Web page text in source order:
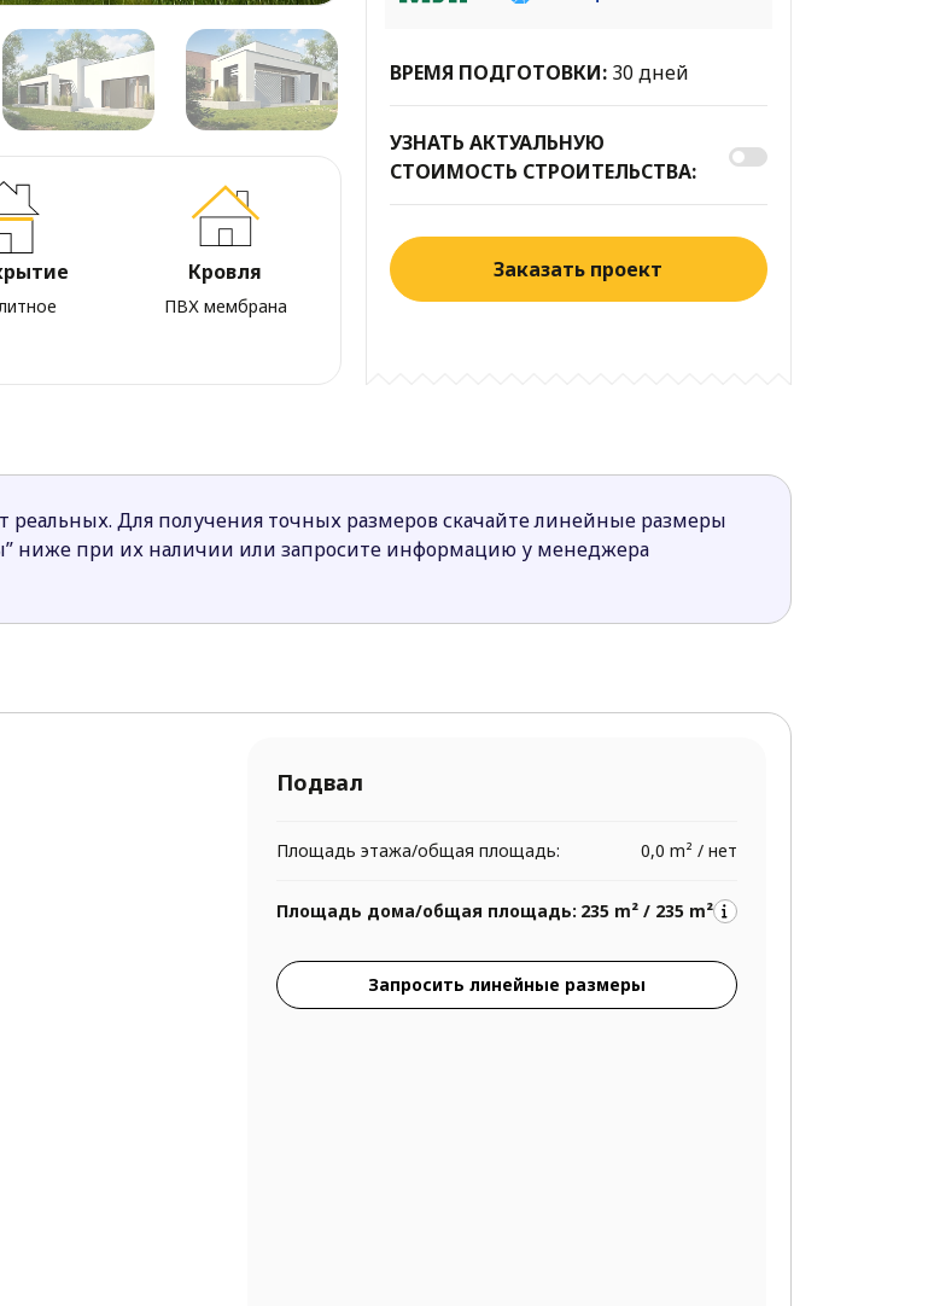
Кровля
ПВХ мембрана
ВРЕМЯ ПОДГОТОВКИ: 30 дней
УЗНАТЬ АКТУАЛЬНУЮ
СТОИМОСТЬ СТРОИТЕЛЬСТВА:
Заказать проект
Для получения точных размеров скачайте линейные размеры
ниже при их наличии или запросите информацию у менеджера
Подвал
Площадь этажа/общая площадь: 0,0 m² / нет
Площадь дома/общая площадь: 235 m² / 235 m²
Запросить линейные размеры